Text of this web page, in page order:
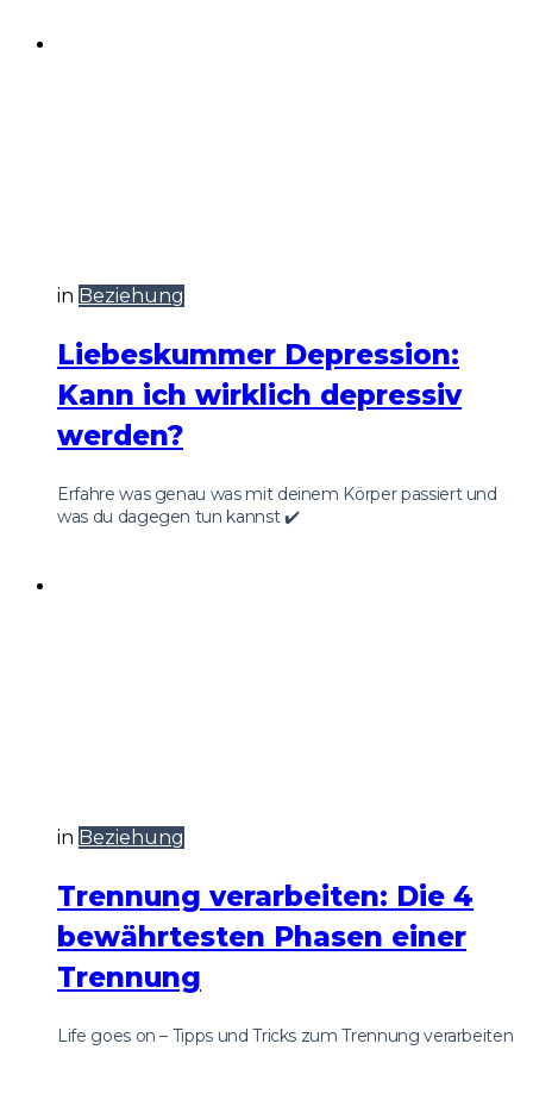
in Beziehung
Liebeskummer Depression:
Kann ich wirklich depressiv
werden?
Erfahre was genau was mit deinem Körper passiert und
was du dagegen tun kannst ✔️
in Beziehung
Trennung verarbeiten: Die 4
bewährtesten Phasen einer
Trennung
Life goes on – Tipps und Tricks zum Trennung verarbeiten